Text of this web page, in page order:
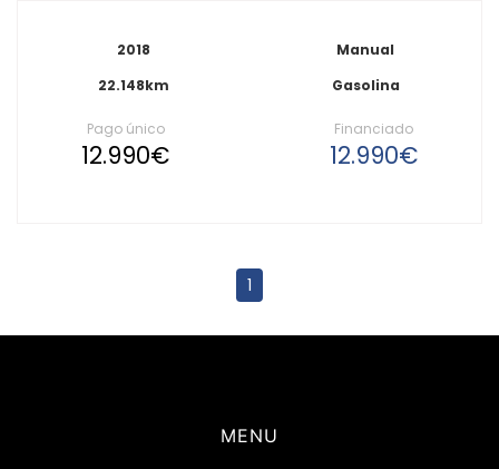
2018
22.148km
Manual
Gasolina
Pago único
12.990€
Financiado
12.990€
1
MENU